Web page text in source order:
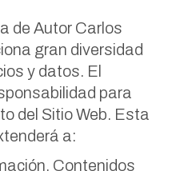
de Autor Carlos
gran diversidad
y datos. El
para
del Sitio Web. Esta
a:
Contenidos